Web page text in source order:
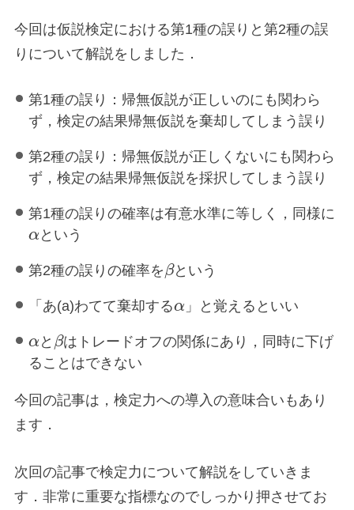
今回は仮説検定における第1種の誤りと第2種の誤
りについて解説をしました．
第1種の誤り：帰無仮説が正しいのにも関わら
ず，検定の結果帰無仮説を棄却してしまう誤り
第2種の誤り：帰無仮説が正しくないにも関わら
ず，検定の結果帰無仮説を採択してしまう誤り
第1種の誤りの確率は有意水準に等しく，同様に
α という
第2種の誤りの確率をβという
「あ(a)わてて棄却するα 」と覚えるといい
α と βはトレードオフの関係にあり，同時に下げ
ることはできない
今回の記事は，検定力への導入の意味合いもあり
ます．
次回の記事で検定力について解説をしていきま
す．非常に重要な指標なのでしっかり押させてお